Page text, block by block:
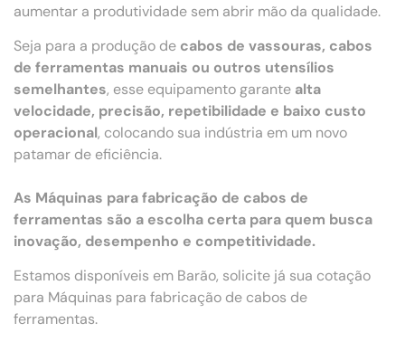
aumentar a produtividade sem abrir mão da qualidade.
Seja para a produção de cabos de vassouras, cabos
de ferramentas manuais ou outros utensílios
semelhantes, esse equipamento garante alta
velocidade, precisão, repetibilidade e baixo custo
operacional, colocando sua indústria em um novo
patamar de eficiência.
As Máquinas para fabricação de cabos de
ferramentas são a escolha certa para quem busca
inovação, desempenho e competitividade.
Estamos disponíveis em Barão, solicite já sua cotação
para Máquinas para fabricação de cabos de
ferramentas.